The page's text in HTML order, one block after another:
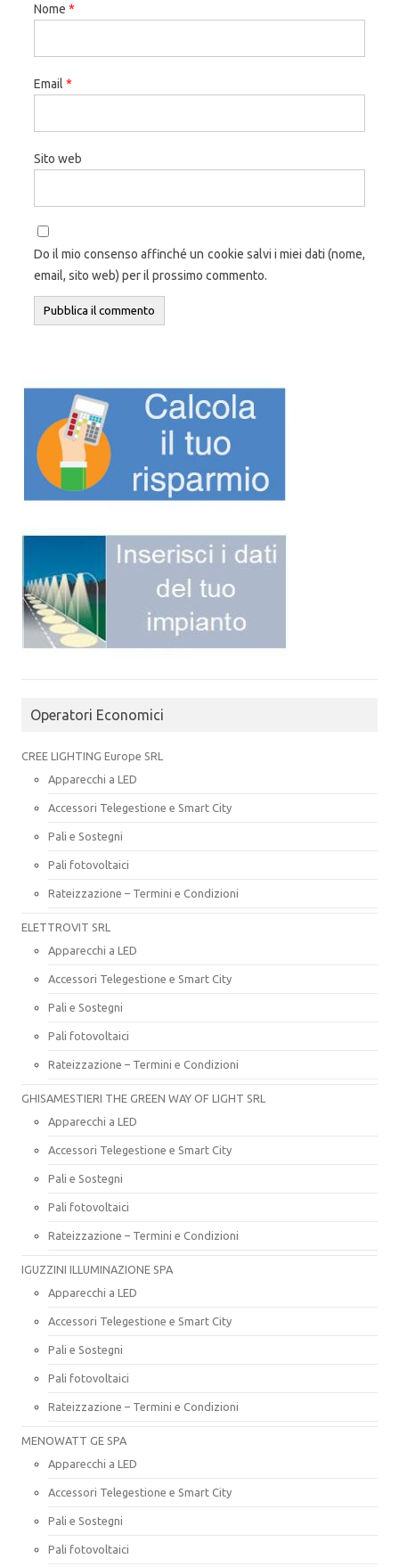
Nome *
Email *
Sito web
Do il mio consenso affinché un cookie salvi i miei dati (nome,
email, sito web) per il prossimo commento.
Operatori Economici
CREE LIGHTING Europe SRL
Apparecchi a LED
Accessori Telegestione e Smart City
Pali e Sostegni
Pali fotovoltaici
Rateizzazione – Termini e Condizioni
ELETTROVIT SRL
Apparecchi a LED
Accessori Telegestione e Smart City
Pali e Sostegni
Pali fotovoltaici
Rateizzazione – Termini e Condizioni
GHISAMESTIERI THE GREEN WAY OF LIGHT SRL
Apparecchi a LED
Accessori Telegestione e Smart City
Pali e Sostegni
Pali fotovoltaici
Rateizzazione – Termini e Condizioni
IGUZZINI ILLUMINAZIONE SPA
Apparecchi a LED
Accessori Telegestione e Smart City
Pali e Sostegni
Pali fotovoltaici
Rateizzazione – Termini e Condizioni
MENOWATT GE SPA
Apparecchi a LED
Accessori Telegestione e Smart City
Pali e Sostegni
Pali fotovoltaici